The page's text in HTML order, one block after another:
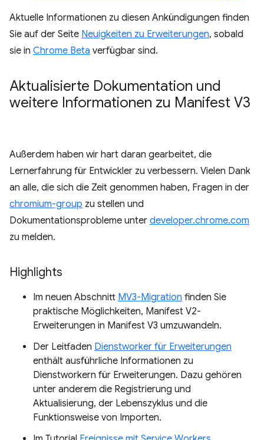
Aktuelle Informationen zu diesen Ankündigungen finden
Sie auf der Seite Neuigkeiten zu Erweiterungen, sobald
sie in Chrome Beta verfügbar sind.
Aktualisierte Dokumentation und
weitere Informationen zu Manifest V3
Außerdem haben wir hart daran gearbeitet, die
Lernerfahrung für Entwickler zu verbessern. Vielen Dank
an alle, die sich die Zeit genommen haben, Fragen in der
chromium-group zu stellen und
Dokumentationsprobleme unter developer.chrome.com
zu melden.
Highlights
Im neuen Abschnitt MV3-Migration finden Sie
praktische Möglichkeiten, Manifest V2-
Erweiterungen in Manifest V3 umzuwandeln.
Der Leitfaden Dienstworker für Erweiterungen
enthält ausführliche Informationen zu
Dienstworkern für Erweiterungen. Dazu gehören
unter anderem die Registrierung und
Aktualisierung, der Lebenszyklus und die
Funktionsweise von Importen.